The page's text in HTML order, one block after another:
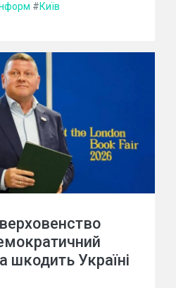
#Київ
шкодить Україні